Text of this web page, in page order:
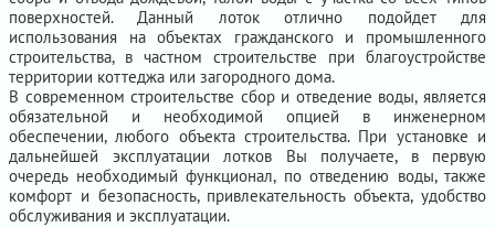
поверхностей. Данный лоток отлично подойдет для
использования на объектах гражданского и промышленного
строительства, в частном строительстве при благоустройстве
территории коттеджа или загородного дома.
В современном строительстве сбор и отведение воды, является
обязательной и необходимой опцией в инженерном
обеспечении, любого объекта строительства. При установке и
дальнейшей эксплуатации лотков Вы получаете, в первую
очередь необходимый функционал, по отведению воды, также
комфорт и безопасность, привлекательность объекта, удобство
обслуживания и эксплуатации.